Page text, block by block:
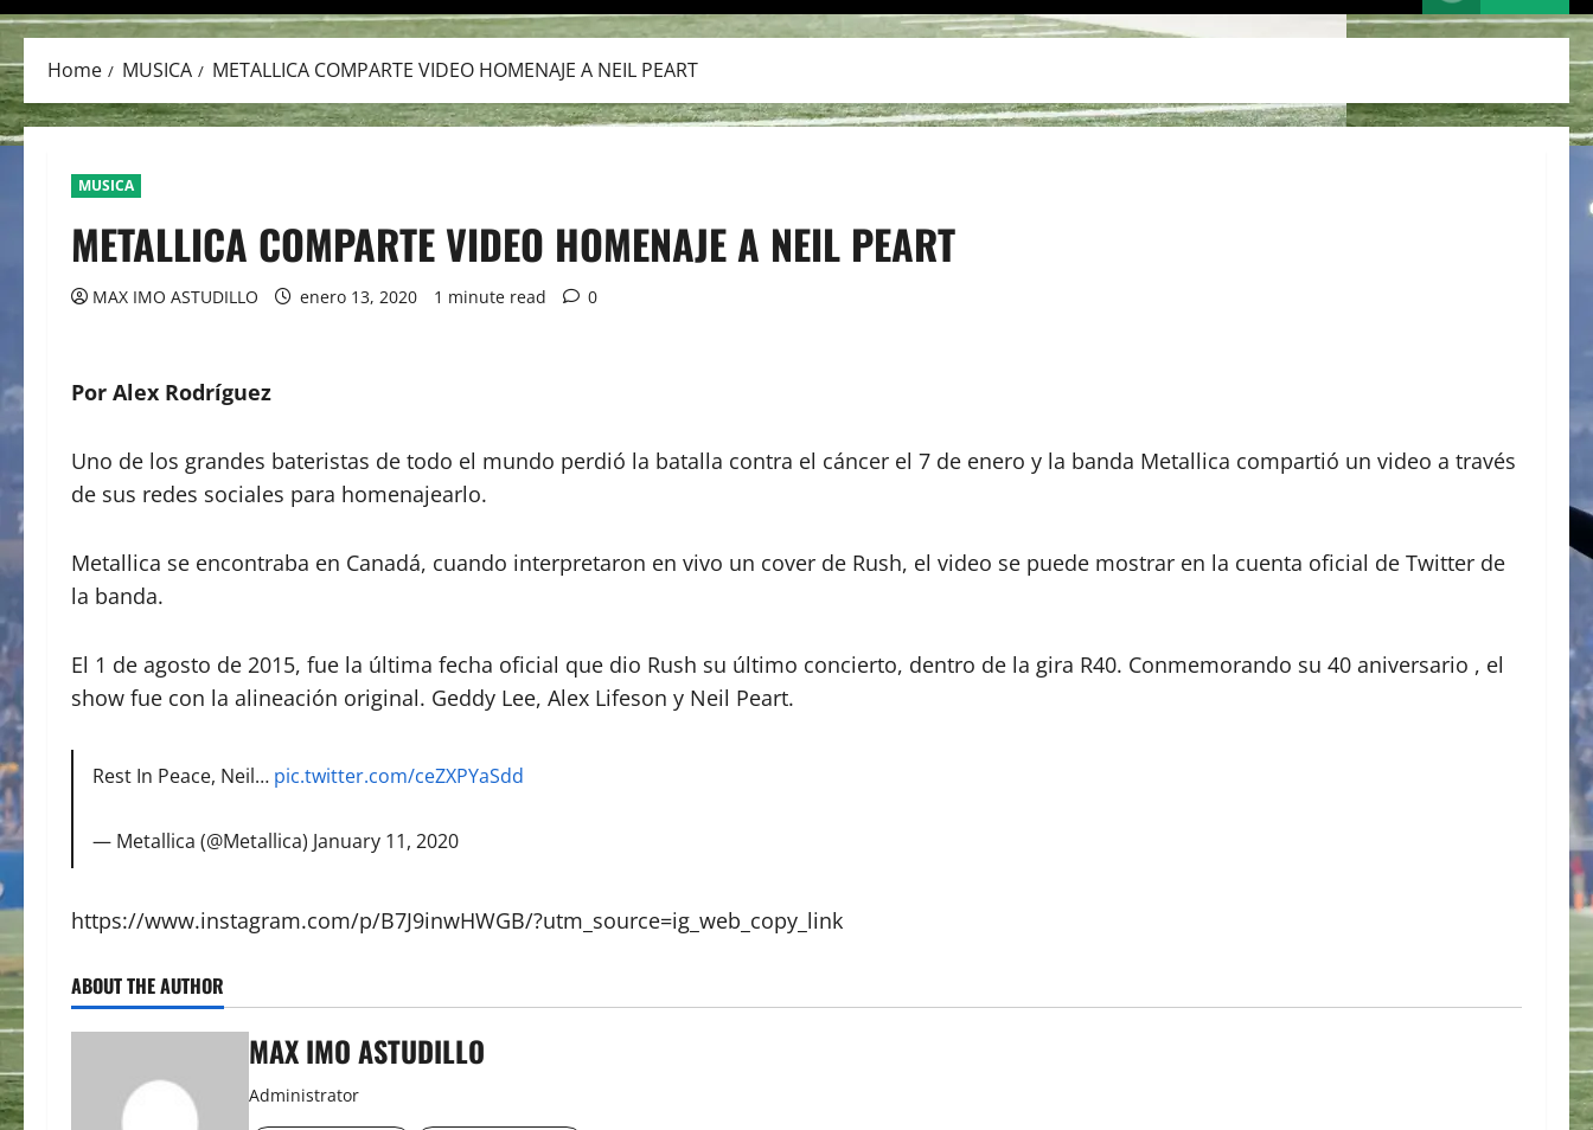
Home MUSICA METALLICA COMPARTE VIDEO HOMENAJE A NEIL PEART
MUSICA
METALLICA COMPARTE VIDEO HOMENAJE A NEIL PEART
MAX IMO ASTUDILLO enero 13, 2020 1 minute read 0
Por Alex Rodríguez
Uno de los grandes bateristas de todo el mundo perdió la batalla contra el cáncer el 7 de enero y la banda Metallica compartió un video a través
de sus redes sociales para homenajearlo.
Metallica se encontraba en Canadá, cuando interpretaron en vivo un cover de Rush, el video se puede mostrar en la cuenta oficial de Twitter de
la banda.
El 1 de agosto de 2015, fue la última fecha oficial que dio Rush su último concierto, dentro de la gira R40. Conmemorando su 40 aniversario , el
show fue con la alineación original. Geddy Lee, Alex Lifeson y Neil Peart.
Rest In Peace, Neil… pic.twitter.com/ceZXPYaSdd
— Metallica (@Metallica) January 11, 2020
https://www.instagram.com/p/B7J9inwHWGB/?utm_source=ig_web_copy_link
ABOUT THE AUTHOR
MAX IMO ASTUDILLO
Administrator